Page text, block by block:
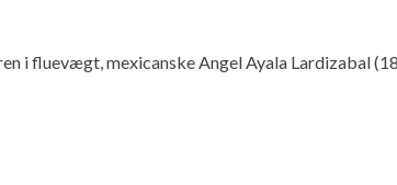
i fluevægt, mexicanske Angel Ayala Lardizabal